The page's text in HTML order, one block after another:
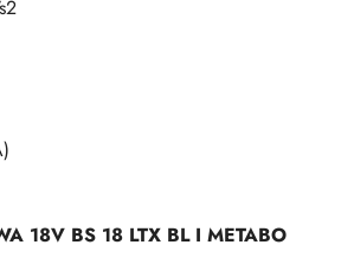
18V BS 18 LTX BL I METABO